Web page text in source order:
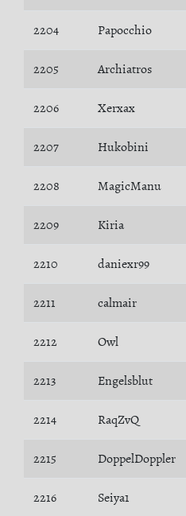
2204 Papocchio
2205 Archiatros
2206 Xerxax
2207 Hukobini
2208 MagicManu
2209 Kiria
2210 daniexr99
2211 calmair
2212 Owl
2213 Engelsblut
2214 RaqZvQ
2215 DoppelDoppler
2216 Seiya1